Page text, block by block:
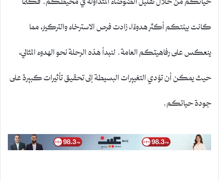
كانت بيئتكم أكثر هدوءًا، زادت فرص الاسترخاء والتركيز، مما
ينعكس على رفاهيتكم العامة. لنبدأ هذه الرحلة نحو الهدوء المثالي،
حيث يمكن أن تؤدي التغييرات البسيطة إلى تحقيق تأثيرات كبيرة على
جودة حياتكم.